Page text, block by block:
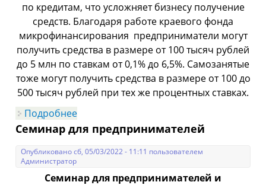
по кредитам, что усложняет бизнесу получение
средств. Благодаря работе краевого фонда
микрофинансирования предприниматели могут
получить средства в размере от 100 тысяч рублей
до 5 млн по ставкам от 0,1% до 6,5%. Самозанятые
тоже могут получить средства в размере от 100 до
500 тысяч рублей при тех же процентных ставках.
Подробнее
микрофинансирования более чем в три
раза ниже рыночных
Семинар для предпринимателей
Опубликовано сб, 05/03/2022 - 11:11 пользователем
Администратор
Семинар для предпринимателей и